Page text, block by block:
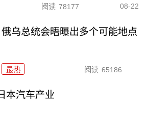
阅读 78177 08-22
俄乌总统会晤曝出多个可能地点
最热 阅读 65186
本汽车产业